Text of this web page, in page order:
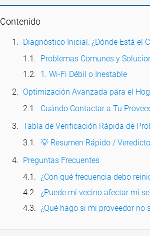
Contenido
Diagnóstico Inicial: ¿Dónde Está el
Problemas Comunes y
1. Wi-Fi Débil o Inestable
Optimización Avanzada para el
Cuándo Contactar a Tu
Tabla de Verificación Rápida de
💡 Resumen Rápido / Veredicto
Preguntas Frecuentes
¿Con qué frecuencia debo
¿Puede mi vecino afectar mi
¿Qué hago si mi proveedor